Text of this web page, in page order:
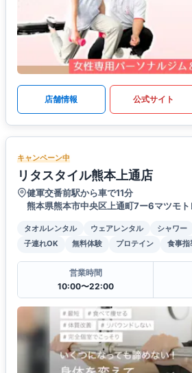
店舗情報 公式サイト
キャンペーン中
リタスタイル熊本上通店
健軍交番前駅から車で11分
熊本県熊本市中央区上通町7ー6マツモ
タオルレンタル ウェアレンタル シャワー
子連れOK
無料体験 プロテイン 食事指
営業時間
10:00〜22:00